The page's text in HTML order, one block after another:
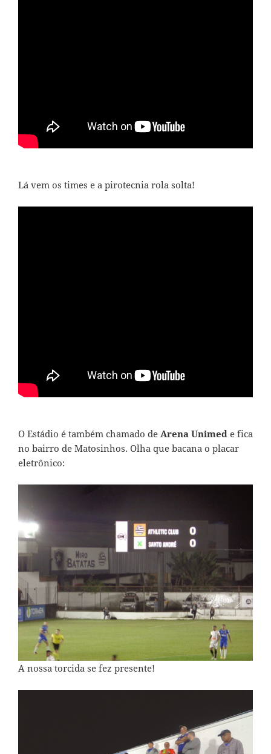
Lá vem os times e a pirotecnia rola solta!
O Estádio é também chamado de Arena Unimed e fica
no bairro de Matosinhos. Olha que bacana o placar
eletrônico:
A nossa torcida se fez presente!